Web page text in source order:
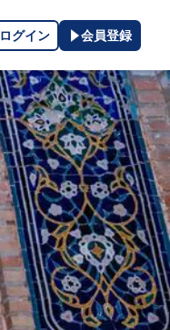
ログイン 会員登録